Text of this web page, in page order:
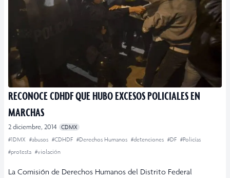
RECONOCE CDHDF QUE HUBO EXCESOS POLICIALES EN
MARCHAS
2 diciembre, 2014
CDMX
#1DMX #abusos #CDHDF #Derechos Humanos #detenciones #DF #Policías
#protesta #violación
La Comisión de Derechos Humanos del Distrito Federal